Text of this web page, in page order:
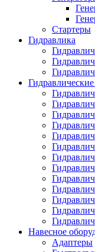
Стартеры
Гидравлика
Навесное
Адаптеры